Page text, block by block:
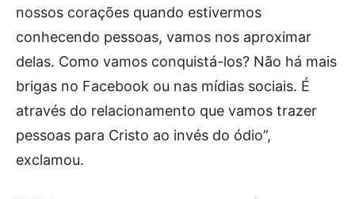
nossos corações quando estivermos
conhecendo pessoas, vamos nos aproximar
delas. Como vamos conquistá-los? Não há mais
brigas no Facebook ou nas mídias sociais. É
através do relacionamento que vamos trazer
pessoas para Cristo ao invés do ódio”,
exclamou.